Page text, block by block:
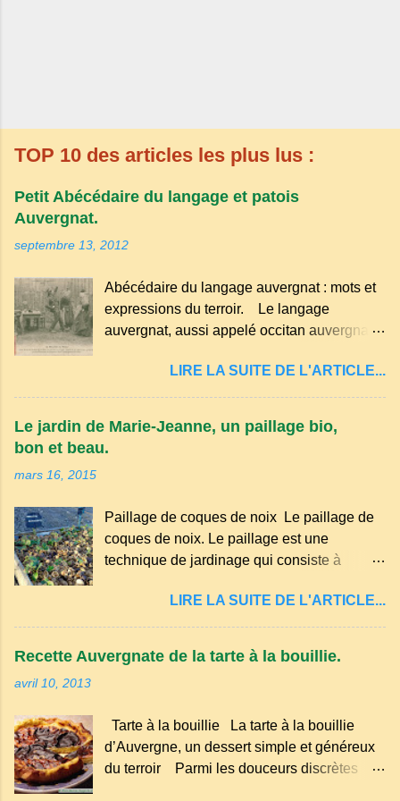
TOP 10 des articles les plus lus :
Petit Abécédaire du langage et patois
Auvergnat.
septembre 13, 2012
Abécédaire du langage auvergnat : mots et
expressions du terroir. Le langage
auvergnat, aussi appelé occitan auvergnat ,
principalement en Auvergne et dans
certaines parties du Massif central . Il
appartient à la famille des langues romanes
et est classé parmi les dialectes du nord-
Par exemple, on trouve des mots typiques
comme "agourer" (s'accroupir) ou "aze"
(âne, utilisé aussi pour désigner quelqu'un
Auvergne particulièrement du Puy-de-
Dôme . A Adrillier : arbres de la famille...
LIRE LA SUITE DE L'ARTICLE...
Le jardin de Marie-Jeanne, un paillage bio,
bon et beau.
mars 16, 2015
Paillage de coques de noix Le paillage de
coques de noix. Le paillage est une
technique de jardinage qui consiste à
organiques, minéraux ou synthétiques pour
le protéger et améliorer sa fertilité. Il
présente plusieurs avantages : Réduction
des arrosages : Le paillage limite
empêche la lumière d'atteindre le sol, ce qui
freine la germination des adventices.
Protection contre les intempéries : Il
LIRE LA SUITE DE L'ARTICLE...
Recette Auvergnate de la tarte à la bouillie.
avril 10, 2013
Tarte à la bouillie La tarte à la bouillie
d’Auvergne, un dessert simple et généreux
du terroir Parmi les douceurs discrètes